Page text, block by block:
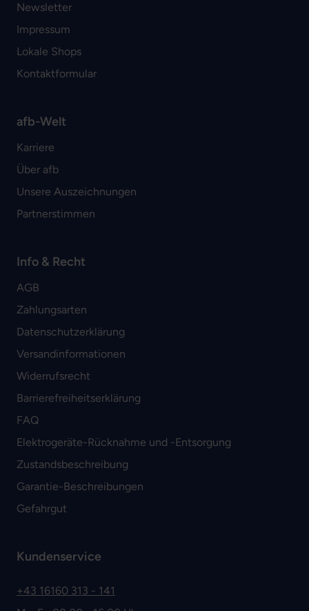
Newsletter
Impressum
Lokale Shops
Kontaktformular
afb-Welt
Karriere
Über afb
Unsere Auszeichnungen
Partnerstimmen
Info & Recht
AGB
Zahlungsarten
Datenschutzerklärung
Versandinformationen
Widerrufsrecht
Barrierefreiheitserklärung
FAQ
Elektrogeräte-Rücknahme und -Entsorgung
Zustandsbeschreibung
Garantie-Beschreibungen
Gefahrgut
Kundenservice
+43 16160 313 - 141